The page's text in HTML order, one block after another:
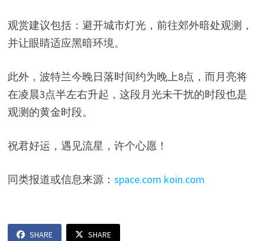
观赏建议包括：避开城市灯光，前往郊外暗处观测，
并让眼睛适应黑暗环境。
此外，波特兰今晚日落时间约为晚上8点，而月亮将
在凌晨3点半左右升起，这段月光未干扰的时段也是
观测的黄金时段。
祝君好运，遇见流星，许个心愿！
同类报道或信息来源： space.com koin.com
SHARE SHARE